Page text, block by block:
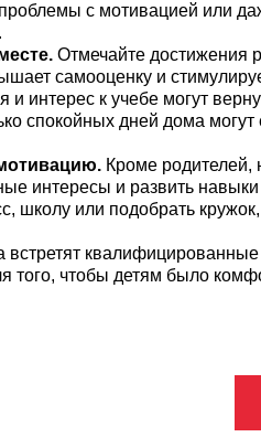
с мотивацией или
Отмечайте достижения
самооценку и
и интерес к учебе могут
спокойных дней дома
Кроме родителей,
интересы и развить
школу или подобрать
того, чтобы детям было